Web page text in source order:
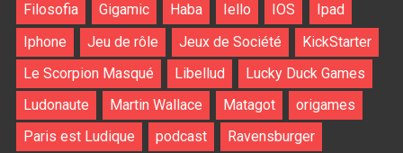
Filosofia
Gigamic Haba Iello IOS
Ipad
Iphone
Jeu de rôle Jeux de Société
KickStarter
Le Scorpion Masqué
Libellud
Lucky Duck Games
Ludonaute
Martin Wallace Matagot
origames
Paris est Ludique
podcast Ravensburger